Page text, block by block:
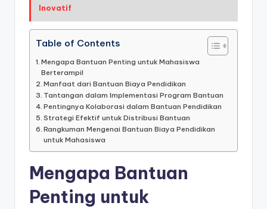
Inovatif
Table of Contents
Mengapa Bantuan Penting untuk Mahasiswa
Berterampil
Manfaat dari Bantuan Biaya Pendidikan
Tantangan dalam Implementasi Program Bantuan
Pentingnya Kolaborasi dalam Bantuan Pendidikan
Strategi Efektif untuk Distribusi Bantuan
Rangkuman Mengenai Bantuan Biaya Pendidikan
untuk Mahasiswa
Mengapa Bantuan
Penting untuk